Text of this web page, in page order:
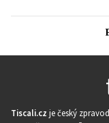
Tiscali.cz je český